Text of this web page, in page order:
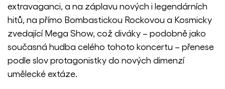
extravaganci, a na záplavu nových i legendárních
hitů, na přímo Bombastickou Rockovou a Kosmicky
zvedající Mega Show, což diváky – podobně jako
současná hudba celého tohoto koncertu – přenese
podle slov protagonistky do nových dimenzí
umělecké extáze.